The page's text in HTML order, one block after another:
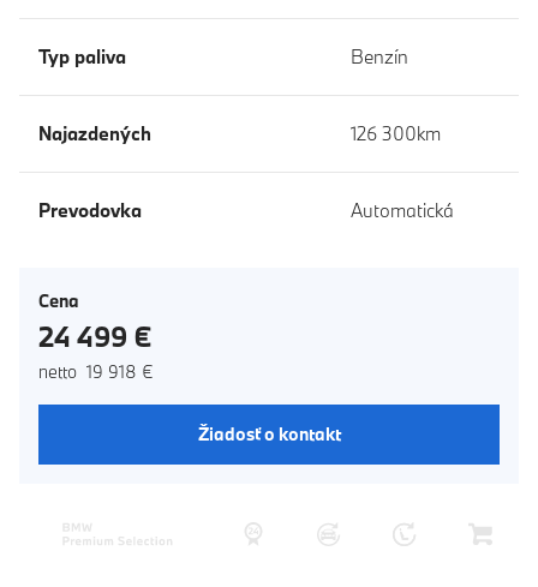
Typ paliva Benzín
Najazdených 126 300km
Prevodovka Automatická
Cena
24 499 €
netto 19 918 €
Žiadosť o kontakt